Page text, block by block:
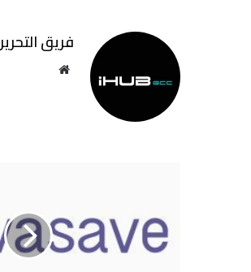
فريق التحرير
النسائية
Ovasave
تجمع